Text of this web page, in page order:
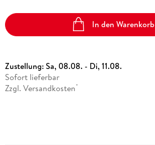
In den Warenkorb
Zustellung:Sa, 08.08. - Di, 11.08.
Sofort lieferbar
Zzgl. Versandkosten *